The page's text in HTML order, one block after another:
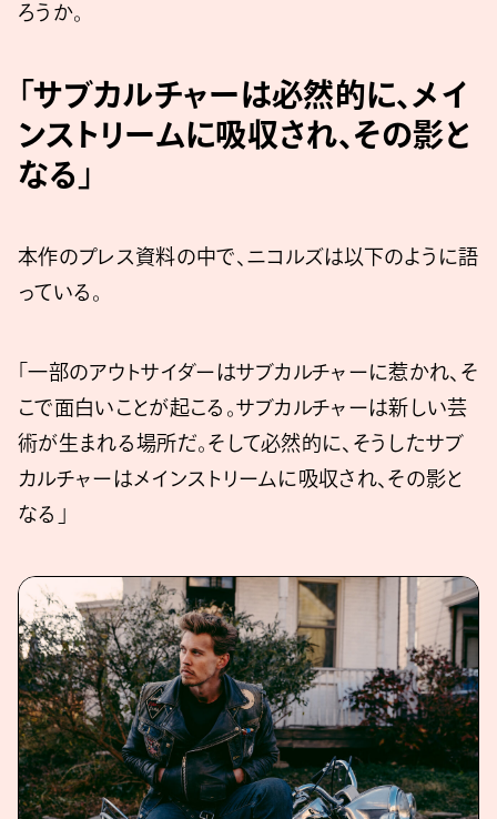
ろうか。
「サブカルチャーは必然的に、メイ
ンストリームに吸収され、その影と
なる」
本作のプレス資料の中で、ニコルズは以下のように語
っている。
「一部のアウトサイダーはサブカルチャーに惹かれ、そ
こで面白いことが起こる。サブカルチャーは新しい芸
術が生まれる場所だ。そして必然的に、そうしたサブ
カルチャーはメインストリームに吸収され、その影と
なる」